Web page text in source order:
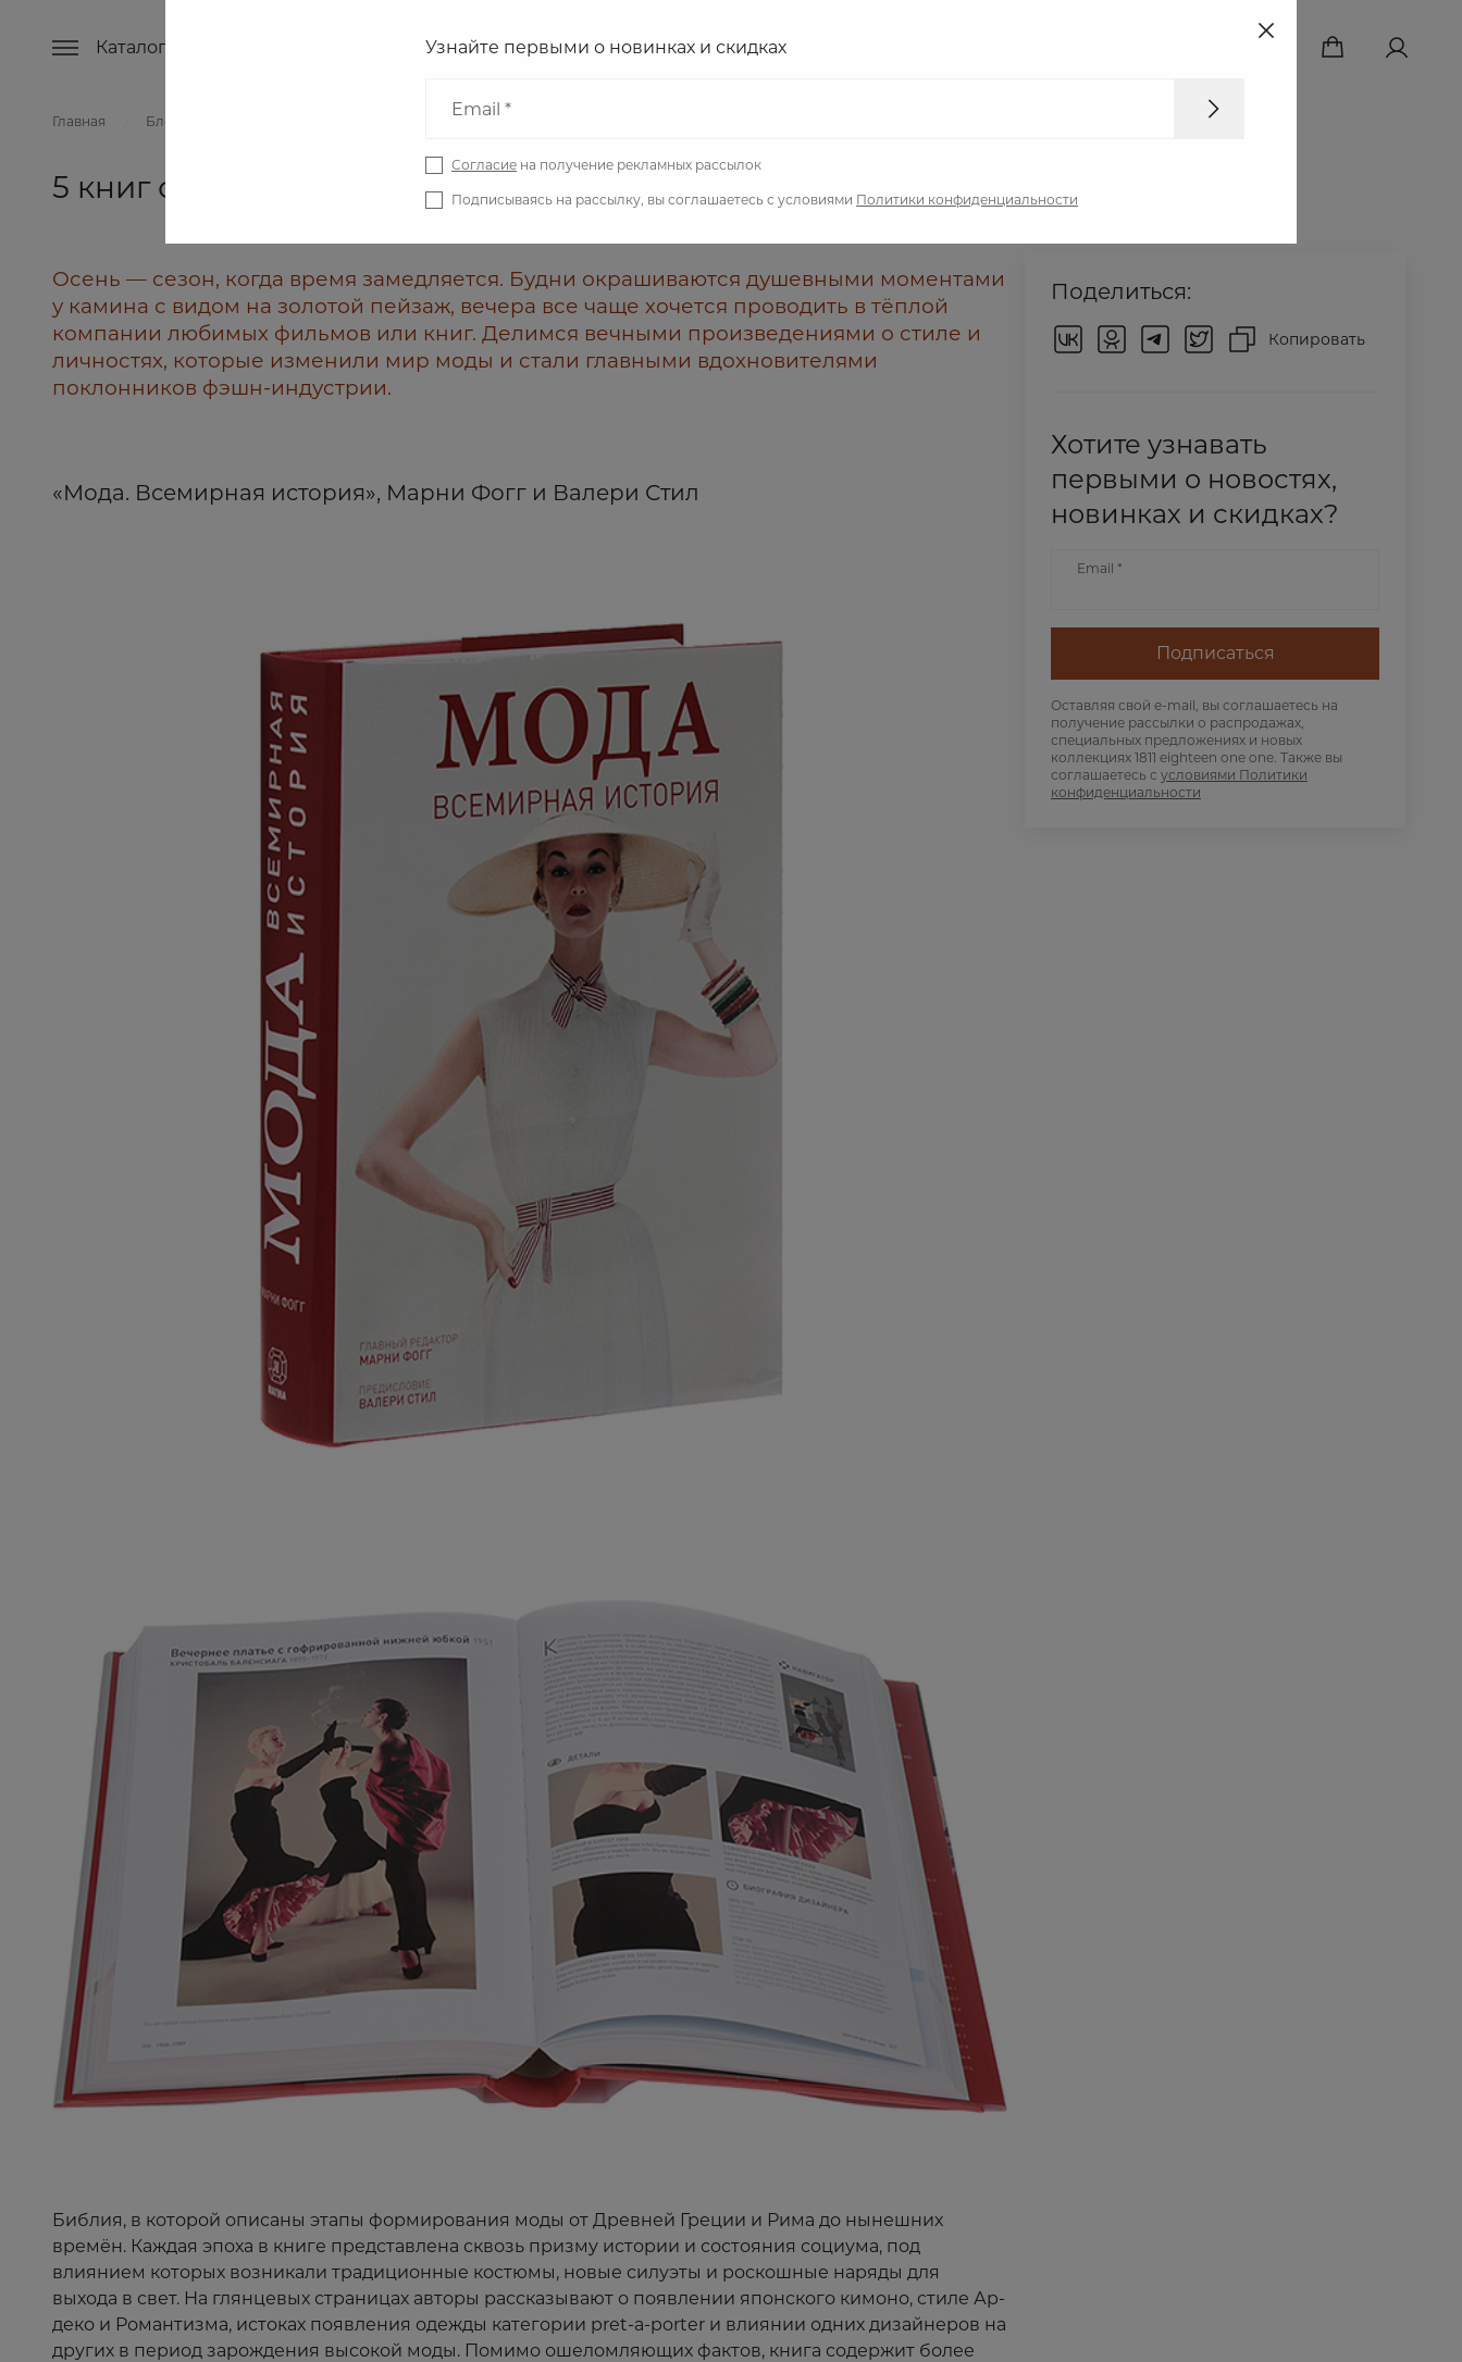
Каталог
Главная Блог
5 книг о моде, которые вдохновляют
Осень — сезон, когда время замедляется. Будни окрашиваются душевными моментами
у камина с видом на золотой пейзаж, вечера все чаще хочется проводить в тёплой
компании любимых фильмов или книг. Делимся вечными произведениями о стиле и
личностях, которые изменили мир моды и стали главными вдохновителями
поклонников фэшн-индустрии.
«Мода. Всемирная история», Марни Фогг и Валери Стил
Библия, в которой описаны этапы формирования моды от Древней Греции и Рима до нынешних
времён. Каждая эпоха в книге представлена сквозь призму истории и состояния социума, под
влиянием которых возникали традиционные костюмы, новые силуэты и роскошные наряды для
выхода в свет. На глянцевых страницах авторы рассказывают о появлении японского кимоно, стиле Ар-
деко и Романтизма, истоках появления одежды категории pret-a-porter и влиянии одних дизайнеров на
других в период зарождения высокой моды. Помимо ошеломляющих фактов, книга содержит более
Поделиться:
Копировать
Хотите узнавать
первыми о новостях,
новинках и скидках?
Email *
Подписаться
Оставляя свой e-mail, вы соглашаетесь на
получение рассылки о распродажах,
специальных предложениях и новых
коллекциях 1811 eighteen one one. Также вы
соглашаетесь с условиями Политики
конфиденциальности
Узнайте первыми о новинках и скидках
Email *
Согласие на получение рекламных рассылок
Подписываясь на рассылку, вы соглашаетесь с условиями Политики конфиденциальности